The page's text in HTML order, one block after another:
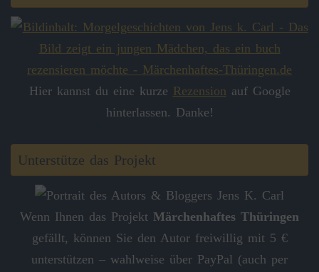
Hier kannst du eine kurze Rezension auf Google
hinterlassen. Danke!
Unterstütze das Projekt
Wenn Ihnen das Projekt Märchenhaftes Thüringen
gefällt, können Sie den Autor freiwillig mit 5 €
unterstützen – wahlweise über PayPal (auch per